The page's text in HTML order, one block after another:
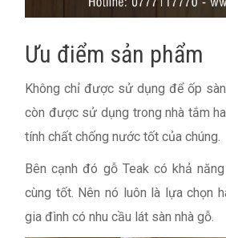
Ưu điểm sản phẩm
Không chỉ được sử dụng để ốp
còn được sử dụng trong nhà tắm
tính chất chống nước tốt của chúng.
Bên cạnh đó gỗ Teak có khả
cùng tốt. Nên nó luôn là lựa chọn
gia đình có nhu cầu lát sàn nhà gỗ.